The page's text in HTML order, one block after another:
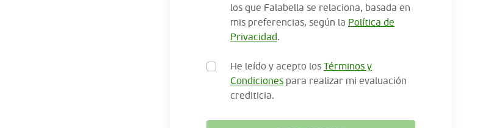
los que Falabella se relaciona, basada en
mis preferencias, según la Política de
Privacidad.
He leído y acepto los Términos y
Condiciones para realizar mi evaluación
crediticia.